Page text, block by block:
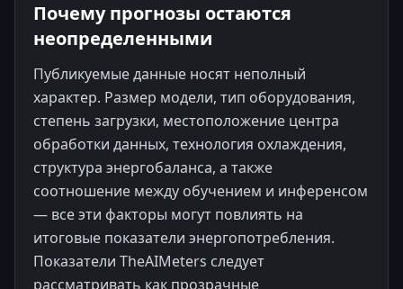
Почему прогнозы остаются
неопределенными
Публикуемые данные носят неполный
характер. Размер модели, тип оборудования,
степень загрузки, местоположение центра
обработки данных, технология охлаждения,
структура энергобаланса, а также
соотношение между обучением и инференсом
— все эти факторы могут повлиять на
итоговые показатели энергопотребления.
Показатели TheAIMeters следует
рассматривать как прозрачные